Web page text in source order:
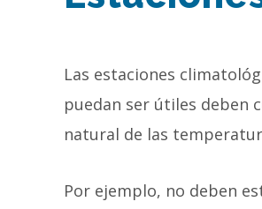
Las estaciones
puedan ser útiles deben
natural de las
Por ejemplo, no deben